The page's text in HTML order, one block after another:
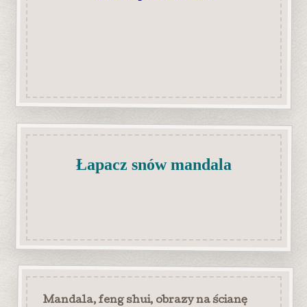
Łapacz snów mandala
Mandala, feng shui, obrazy na ścianę